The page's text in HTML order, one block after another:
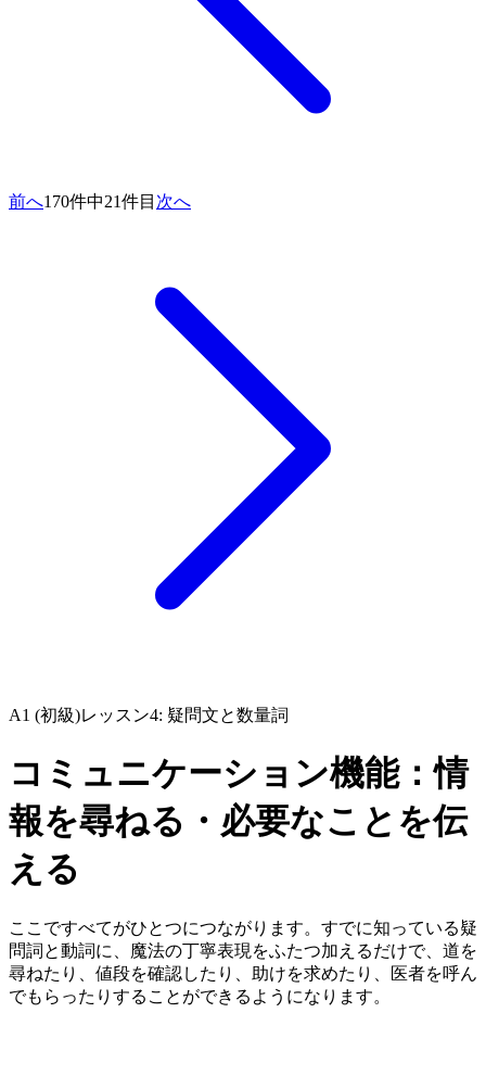
前へ170件中21件目 次へ
A1 (初級)レッスン4: 疑問文と数量詞
コミュニケーション機能：情
報を尋ねる・必要なことを伝
える
ここですべてがひとつにつながります。すでに知っている疑
問詞と動詞に、魔法の丁寧表現をふたつ加えるだけで、道を
尋ねたり、値段を確認したり、助けを求めたり、医者を呼ん
でもらったりすることができるようになります。